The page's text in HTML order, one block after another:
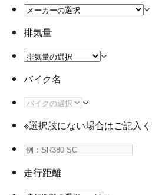
排気量
バイク名
※選択肢にない場合はご記入
走行距離